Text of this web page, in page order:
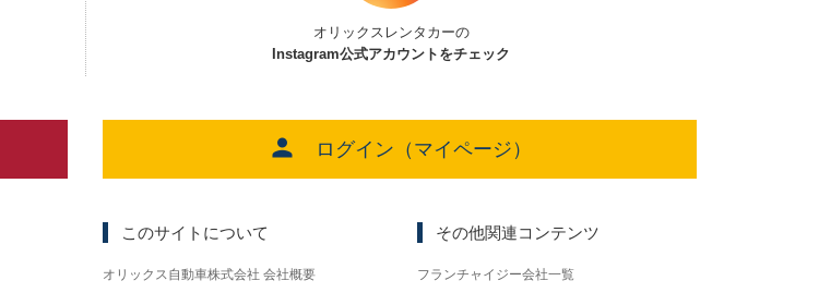
オリックスレンタカーの
Instagram公式アカウントをチェック
ログイン（マイページ）
このサイトについて
オリックス自動車株式会社 会社概要
その他関連コンテンツ
フランチャイジー会社一覧